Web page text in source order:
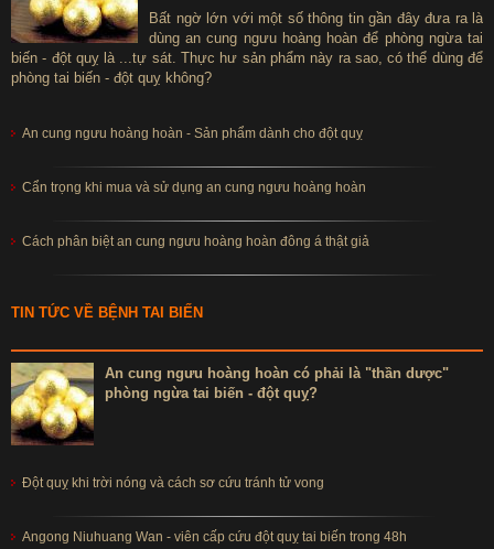
Chính sự phối trộn theo tỷ lệ nghiêm ngặt của các vị dược liệu
quý khiến an cung hoàng hoàn Hàn Quốc mang lại tác dụng rất
tốt trong việc hỗ trợ lưu thông khí huyết, lưu thông mạch máu.
theo ý kiến của các bác sĩ đông y
Người có biểu hiện suy nhược cơ thể, khó ngủ, suy giảm trí
Bệnh nhân tiền sử tim mạch
Bệnh nhân huyết áp
Người uống nhiều rượu bia, hút thuốc lá.
Bệnh nhân tiểu đường.
Đây là lời khuyên của chuyên gia, nên sử dụng dòng sản phẩm
an cung hoàng hoàn Hàn Quốc để hỗ trợ phòng, ngăn ngừa nguy
cơ tai biến.
An cung ngưu hoàng hoàn Hàn Quốc còn được sử dụng với bệnh
tái phát.
Bất ngờ lớn với một số thông tin gần đây đưa ra là
dùng an cung ngưu hoàng hoàn để phòng ngừa tai
biến - đột quỵ là ...tự sát. Thực hư sản phẩm này ra sao, có thể dùng để
phòng tai biến - đột quỵ không?
An cung ngưu hoàng hoàn - Sản phẩm dành cho đột quỵ
Cẩn trọng khi mua và sử dụng an cung ngưu hoàng hoàn
Cách phân biệt an cung ngưu hoàng hoàn đông á thật giả
TIN TỨC VỀ BỆNH TAI BIẾN
An cung ngưu hoàng hoàn có phải là "thần dược"
phòng ngừa tai biến - đột quỵ?
Đột quỵ khi trời nóng và cách sơ cứu tránh tử vong
Angong Niuhuang Wan - viên cấp cứu đột quỵ tai biến trong 48h